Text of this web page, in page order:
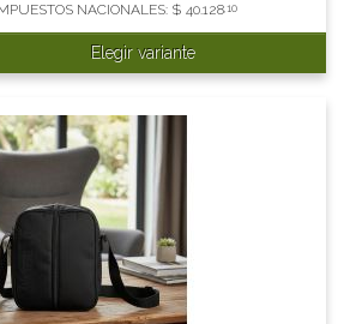
NACIONALES: $ 40.128,10
Elegir variante